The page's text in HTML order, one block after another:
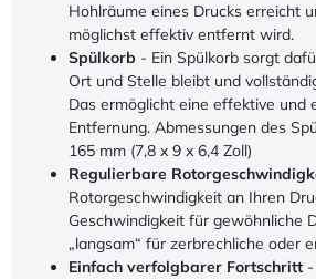
Hohlräume eines Drucks erreicht
möglichst effektiv entfernt wird.
Spülkorb - Ein Spülkorb sorgt
Ort und Stelle bleibt und
Das ermöglicht eine effektive und
Entfernung. Abmessungen des
165 mm (7,8 x 9 x 6,4 Zoll)
Regulierbare
Rotorgeschwindigkeit an Ihren
Geschwindigkeit für gewöhnliche
„langsam“ für zerbrechliche oder
Einfach verfolgbarer Fortschritt